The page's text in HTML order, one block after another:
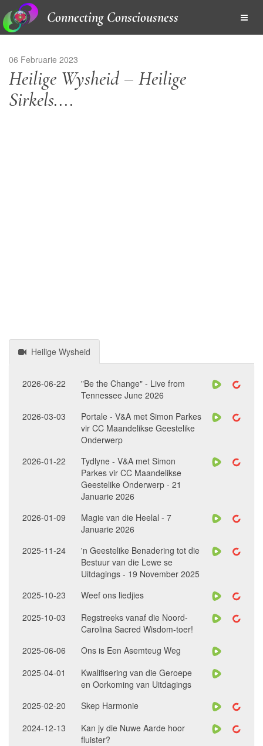
Connecting Consciousness
06 Februarie 2023
Heilige Wysheid – Heilige
Sirkels....
Heilige Wysheid
2026-06-22
"Be the Change" - Live from
Tennessee June 2026
2026-03-03
Portale - V&A met Simon Parkes
vir CC Maandelikse Geestelike
Onderwerp
2026-01-22
Tydlyne - V&A met Simon
Parkes vir CC Maandelikse
Geestelike Onderwerp - 21
Januarie 2026
2026-01-09
Magie van die Heelal - 7
Januarie 2026
2025-11-24
'n Geestelike Benadering tot die
Bestuur van die Lewe se
Uitdagings - 19 November 2025
2025-10-23
Weef ons liedjies
2025-10-03
Regstreeks vanaf die Noord-
Carolina Sacred Wisdom-toer!
2025-06-06
Ons is Een Asemteug Weg
2025-04-01
Kwalifisering van die Geroepe
en Oorkoming van Uitdagings
2025-02-20
Skep Harmonie
2024-12-13
Kan jy die Nuwe Aarde hoor
fluister?